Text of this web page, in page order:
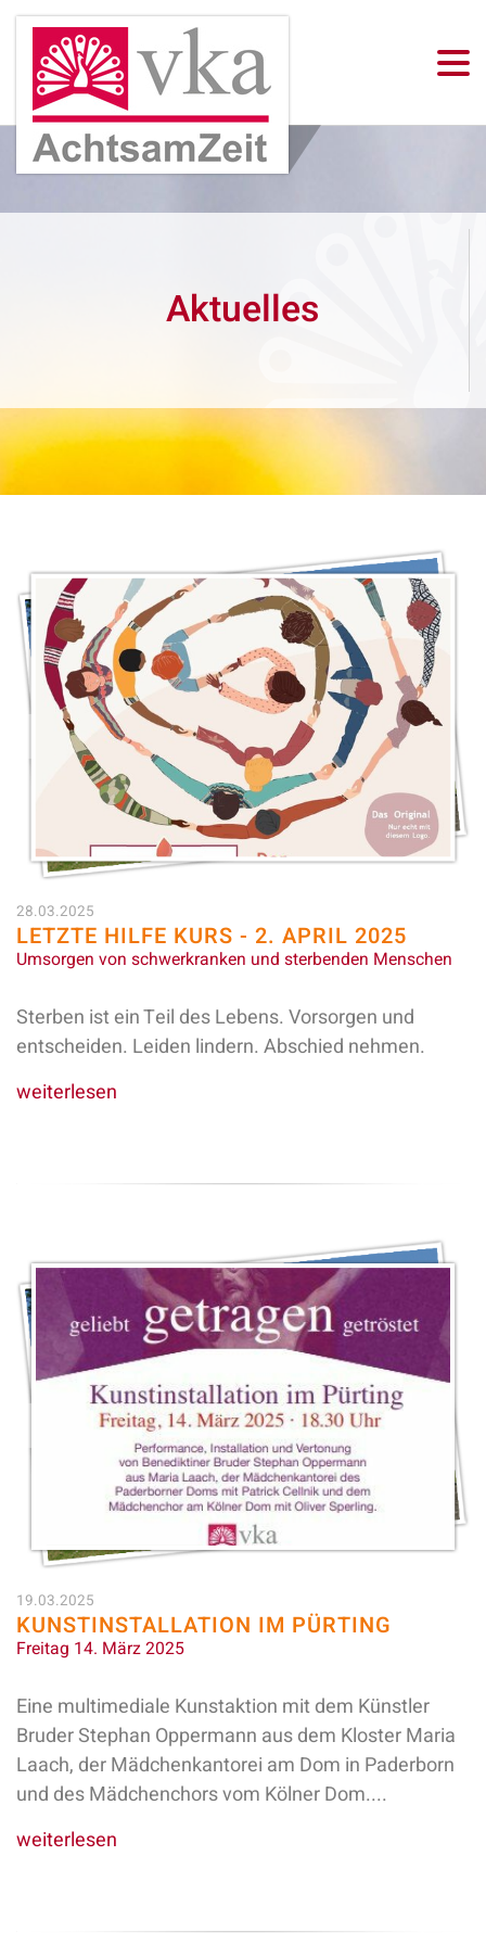
Aktuelles
28.03.2025
LETZTE HILFE KURS - 2. APRIL 2025
Umsorgen von schwerkranken und sterbenden Menschen
Sterben ist ein Teil des Lebens. Vorsorgen und
entscheiden. Leiden lindern. Abschied nehmen.
weiterlesen
19.03.2025
KUNSTINSTALLATION IM PÜRTING
Freitag 14. März 2025
Eine multimediale Kunstaktion mit dem Künstler
Bruder Stephan Oppermann aus dem Kloster Maria
Laach, der Mädchenkantorei am Dom in Paderborn
und des Mädchenchors vom Kölner Dom....
weiterlesen